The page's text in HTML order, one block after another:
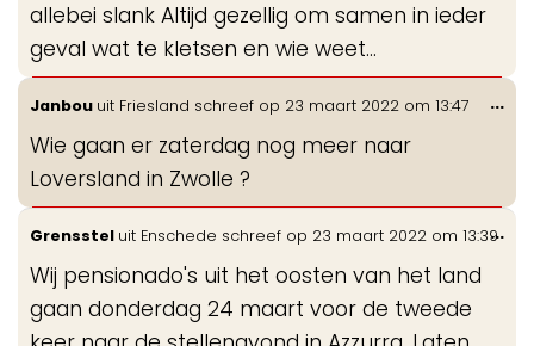
allebei slank Altijd gezellig om samen in ieder
geval wat te kletsen en wie weet…
Janbou uit Friesland schreef op 23 maart 2022 om 13:47
Wie gaan er zaterdag nog meer naar
Loversland in Zwolle ?
...
Grensstel uit Enschede schreef op 23 maart 2022 om 13:39
Wij pensionado's uit het oosten van het land
gaan donderdag 24 maart voor de tweede
...